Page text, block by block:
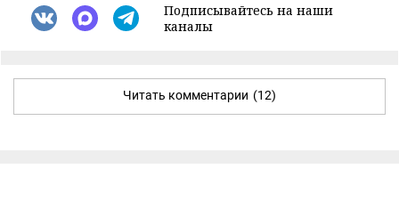
Подписывайтесь на наши
каналы
Читать комментарии (12)